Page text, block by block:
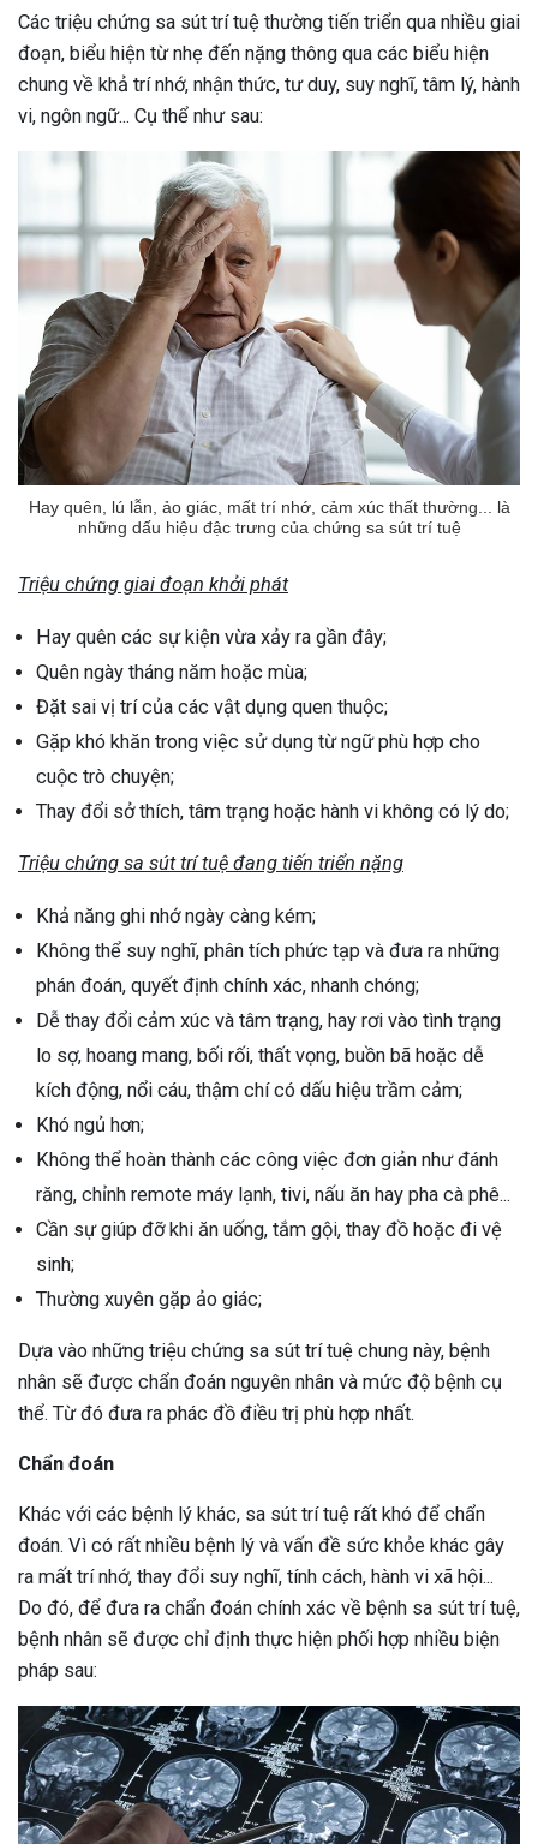
Các triệu chứng sa sút trí tuệ thường tiến triển qua nhiều giai
đoạn, biểu hiện từ nhẹ đến nặng thông qua các biểu hiện
chung về khả trí nhớ, nhận thức, tư duy, suy nghĩ, tâm lý, hành
vi, ngôn ngữ... Cụ thể như sau:
Hay quên, lú lẫn, ảo giác, mất trí nhớ, cảm xúc thất thường... là
những dấu hiệu đậc trưng của chứng sa sút trí tuệ
Triệu chứng giai đoạn khởi phát
Hay quên các sự kiện vừa xảy ra gần đây;
Quên ngày tháng năm hoặc mùa;
Đặt sai vị trí của các vật dụng quen thuộc;
Gặp khó khăn trong việc sử dụng từ ngữ phù hợp cho
cuộc trò chuyện;
Thay đổi sở thích, tâm trạng hoặc hành vi không có lý do;
Triệu chứng sa sút trí tuệ đang tiến triển nặng
Khả năng ghi nhớ ngày càng kém;
Không thể suy nghĩ, phân tích phức tạp và đưa ra những
phán đoán, quyết định chính xác, nhanh chóng;
Dễ thay đổi cảm xúc và tâm trạng, hay rơi vào tình trạng
lo sợ, hoang mang, bối rối, thất vọng, buồn bã hoặc dễ
kích động, nổi cáu, thậm chí có dấu hiệu trầm cảm;
Khó ngủ hơn;
Không thể hoàn thành các công việc đơn giản như đánh
răng, chỉnh remote máy lạnh, tivi, nấu ăn hay pha cà phê...
Cần sự giúp đỡ khi ăn uống, tắm gội, thay đồ hoặc đi vệ
sinh;
Thường xuyên gặp ảo giác;
Dựa vào những triệu chứng sa sút trí tuệ chung này, bệnh
nhân sẽ được chẩn đoán nguyên nhân và mức độ bệnh cụ
thể. Từ đó đưa ra phác đồ điều trị phù hợp nhất.
Chẩn đoán
Khác với các bệnh lý khác, sa sút trí tuệ rất khó để chẩn
đoán. Vì có rất nhiều bệnh lý và vấn đề sức khỏe khác gây
ra mất trí nhớ, thay đổi suy nghĩ, tính cách, hành vi xã hội...
Do đó, để đưa ra chẩn đoán chính xác về bệnh sa sút trí tuệ,
bệnh nhân sẽ được chỉ định thực hiện phối hợp nhiều biện
pháp sau: